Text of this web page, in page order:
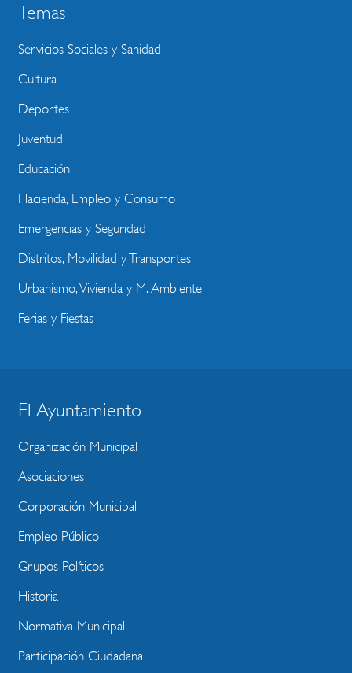
Temas
Servicios Sociales y Sanidad
Cultura
Deportes
Juventud
Educación
Hacienda, Empleo y Consumo
Emergencias y Seguridad
Distritos, Movilidad y Transportes
Urbanismo, Vivienda y M. Ambiente
Ferias y Fiestas
BLOQUE
MENU
WEBSITE
El Ayuntamiento
Organización Municipal
Asociaciones
Corporación Municipal
Empleo Público
Grupos Políticos
Historia
Normativa Municipal
Participación Ciudadana